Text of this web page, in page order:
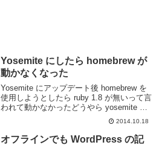
Yosemite にしたら homebrew が
動かなくなった
Yosemite にアップデート後 homebrew を
使用しようとしたら ruby 1.8 が無いって言
われて動かなかったどうやら yosemite で
は ruby 1.8 が無くなったようだ。ruby 2.0
が代わりに入っている。以下...
2014.10.18
オフラインでも WordPress の記